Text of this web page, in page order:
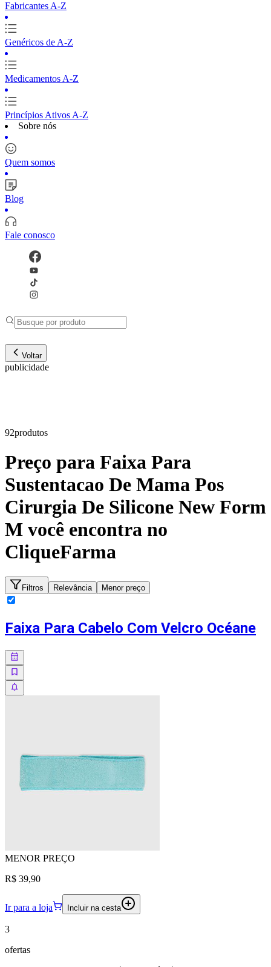
Fabricantes A-Z
Genéricos de A-Z
Medicamentos A-Z
Princípios Ativos A-Z
Sobre nós
Quem somos
Blog
Fale conosco
Voltar
publicidade
92produtos
Preço para Faixa Para
Sustentacao De Mama Pos
Cirurgia De Silicone New Form
M você encontra no
CliqueFarma
Filtros Relevância Menor preço
Faixa Para Cabelo Com Velcro Océane
MENOR PREÇO
R$ 39,90
Ir para a loja Incluir na cesta
3
ofertas